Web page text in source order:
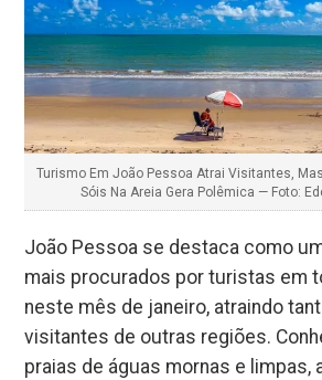
Turismo Em João Pessoa Atrai Visitantes,
Sóis Na Areia Gera Polêmica — Foto:
João Pessoa se destaca como
mais procurados por turistas em
neste mês de janeiro, atraindo
visitantes de outras regiões.
praias de águas mornas e limpas,